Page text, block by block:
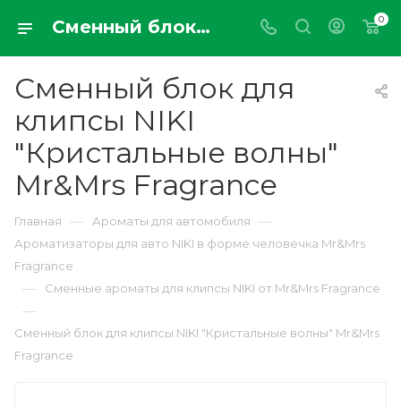
Сменный блок для клипсы NIKI "Кристальные волны" Mr&Mrs Fragrance 0
Сменный блок для
клипсы NIKI
"Кристальные волны"
Mr&Mrs Fragrance
Главная — Ароматы для автомобиля —
Ароматизаторы для авто NIKI в форме человечка Mr&Mrs
Fragrance
— Сменные ароматы для клипсы NIKI от Mr&Mrs Fragrance
—
Сменный блок для клипсы NIKI "Кристальные волны" Mr&Mrs
Fragrance